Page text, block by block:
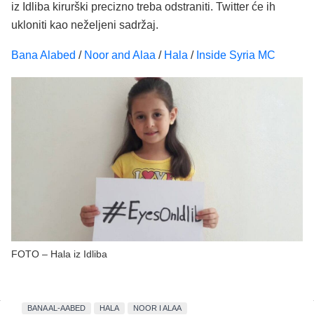
iz Idliba kirurški precizno treba odstraniti. Twitter će ih
ukloniti kao neželjeni sadržaj.
Bana Alabed / Noor and Alaa / Hala / Inside Syria MC
FOTO – Hala iz Idliba
BANA AL-AABED HALA NOOR I ALAA